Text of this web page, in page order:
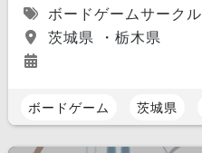
ボードゲームサークル
茨城県 ・栃木県
ボードゲーム 茨城県